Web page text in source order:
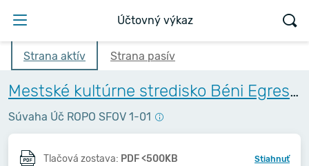
Účtovný výkaz
Strana aktív Strana pasív
Mestské kultúrne stredisko Béni Egressyho - Egressy Béni Városi Művelődési Központ
Súvaha Úč ROPO SFOV 1-01
Tlačová zostava: PDF <500KB Stiahnuť